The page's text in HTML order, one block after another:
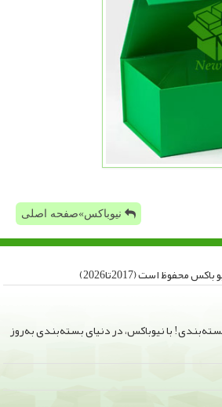
نیوباکس»صفحه اصلی
با نیوباکس، در دنیای بسته‌بندی به‌روز